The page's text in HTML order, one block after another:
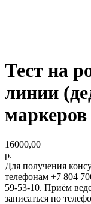
Тест на
линии
16000,00
р.
Для получения
телефонам +7 804
59-53-10. Приём
записаться по